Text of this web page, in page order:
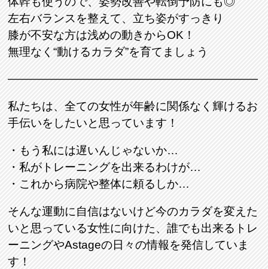
左右バランスを整えて、立ち姿がすっきり
膝が不安な方は浅めの動きからOK！
無理なく“動けるカラダ”を育てましょう
――――――――――――――――――――――
私たちは、全ての女性が年齢に関係なく輝けるお
手伝いをしたいと思っています！
・もう私には遅いんじゃないか…
・私がトレーニングを出来るわけが…
・これから病院や整体に頼るしか…
そんな運動に自信はないけど今のカラダを変えた
いと思っている女性に向けた、誰でも出来るトレ
ーニングやAstageの日々の情報を発信していま
す！